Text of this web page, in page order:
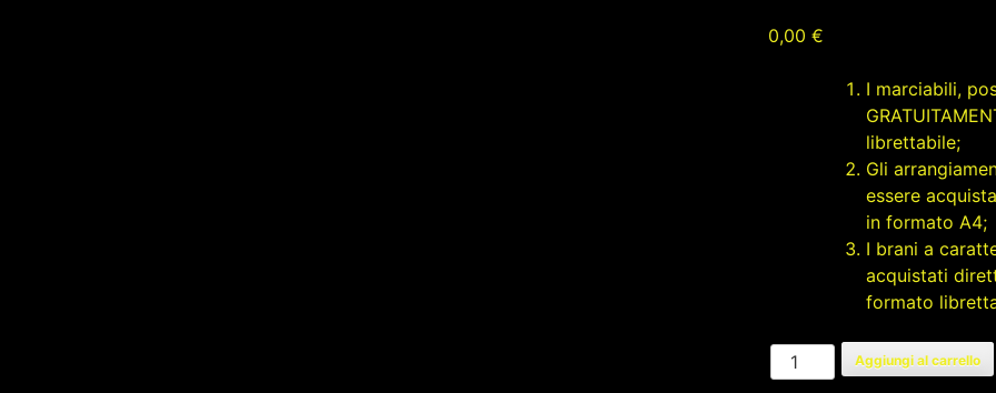
0,00 €
I marciabili,
librettabile;
Gli
essere
in formato A4;
I brani a
acquistati
formato
STEFANIA
quantità
Aggiungi al carrello